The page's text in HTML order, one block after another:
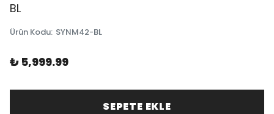
BL
Ürün Kodu: SYNM42-BL
₺ 5,999.99
SEPETE EKLE